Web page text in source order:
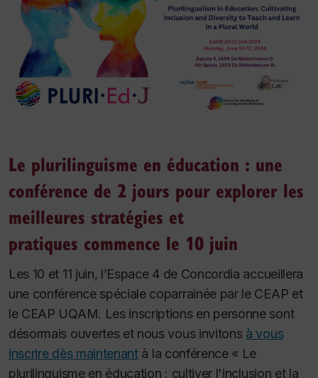
Le plurilinguisme en éducation : une
conférence de 2 jours pour explorer les
meilleures stratégies et
pratiques commence le 10 juin
Les 10 et 11 juin, l’Espace 4 de Concordia accueillera
une conférence spéciale coparrainée par le CEAP et
le CEAP UQAM. Les inscriptions en personne sont
désormais ouvertes et nous vous invitons à vous
inscrire dès maintenantà la conférence « Le
plurilinguisme en éducation : cultiver l'inclusion et la